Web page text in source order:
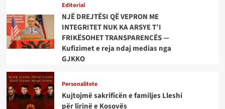
Editorial
NJË DREJTËSI QË VEPRON ME
INTEGRITET NUK KA ARSYE T’I
FRIKËSOHET TRANSPARENCËS —
Kufizimet e reja ndaj medias nga
GJKKO
Personalitete
Kujtojmë sakrificën e familjes Lleshi
për lirinë e Kosovës